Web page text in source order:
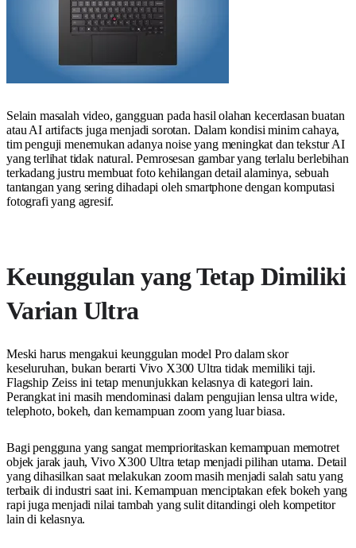
Selain masalah video, gangguan pada hasil olahan kecerdasan buatan
atau AI artifacts juga menjadi sorotan. Dalam kondisi minim cahaya,
tim penguji menemukan adanya noise yang meningkat dan tekstur AI
yang terlihat tidak natural. Pemrosesan gambar yang terlalu berlebihan
terkadang justru membuat foto kehilangan detail alaminya, sebuah
tantangan yang sering dihadapi oleh smartphone dengan komputasi
fotografi yang agresif.
Keunggulan yang Tetap Dimiliki
Varian Ultra
Meski harus mengakui keunggulan model Pro dalam skor
keseluruhan, bukan berarti Vivo X300 Ultra tidak memiliki taji.
Flagship Zeiss ini tetap menunjukkan kelasnya di kategori lain.
Perangkat ini masih mendominasi dalam pengujian lensa ultra wide,
telephoto, bokeh, dan kemampuan zoom yang luar biasa.
Bagi pengguna yang sangat memprioritaskan kemampuan memotret
objek jarak jauh, Vivo X300 Ultra tetap menjadi pilihan utama. Detail
yang dihasilkan saat melakukan zoom masih menjadi salah satu yang
terbaik di industri saat ini. Kemampuan menciptakan efek bokeh yang
rapi juga menjadi nilai tambah yang sulit ditandingi oleh kompetitor
lain di kelasnya.